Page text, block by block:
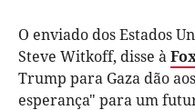
O enviado dos Estados
Steve Witkoff, disse à
Trump para Gaza dão
esperança" para um